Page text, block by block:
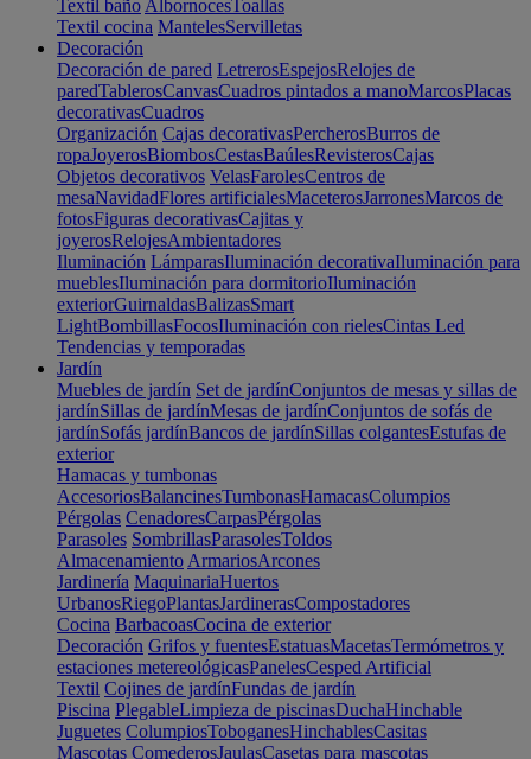
Textil baño AlbornocesToallas
Textil cocina MantelesServilletas
Decoración
Decoración de pared LetrerosEspejosRelojes de
paredTablerosCanvasCuadros pintados a manoMarcosPlacas
decorativasCuadros
Organización Cajas decorativasPercherosBurros de
ropaJoyerosBiombosCestasBaúlesRevisterosCajas
Objetos decorativos VelasFarolesCentros de
mesaNavidadFlores artificialesMaceterosJarronesMarcos de
fotosFiguras decorativasCajitas y
joyerosRelojesAmbientadores
Iluminación LámparasIluminación decorativaIluminación para
mueblesIluminación para dormitorioIluminación
exteriorGuirnaldasBalizasSmart
LightBombillasFocosIluminación con rielesCintas Led
Tendencias y temporadas
Jardín
Muebles de jardín Set de jardínConjuntos de mesas y sillas de
jardínSillas de jardínMesas de jardínConjuntos de sofás de
jardínSofás jardínBancos de jardínSillas colgantesEstufas de
exterior
Hamacas y tumbonas
AccesoriosBalancinesTumbonasHamacasColumpios
Pérgolas CenadoresCarpasPérgolas
Parasoles SombrillasParasolesToldos
Almacenamiento ArmariosArcones
Jardinería MaquinariaHuertos
UrbanosRiegoPlantasJardinerasCompostadores
Cocina BarbacoasCocina de exterior
Decoración Grifos y fuentesEstatuasMacetasTermómetros y
estaciones metereológicasPanelesCesped Artificial
Textil Cojines de jardínFundas de jardín
Piscina PlegableLimpieza de piscinasDuchaHinchable
Juguetes ColumpiosToboganesHinchablesCasitas
Mascotas ComederosJaulasCasetas para mascotas